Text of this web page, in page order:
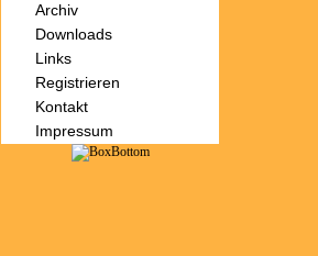
Archiv
Downloads
Links
Registrieren
Kontakt
Impressum